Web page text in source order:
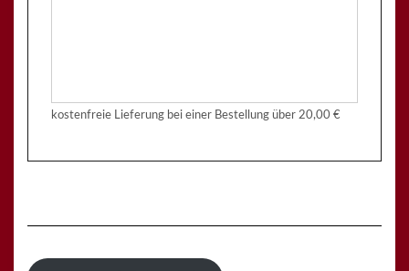
kostenfreie Lieferung bei einer Bestellung über 20,00 €